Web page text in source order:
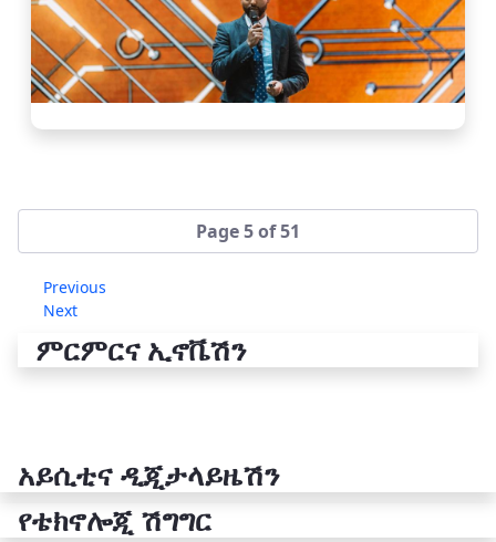
Page 5 of 51
Previous
Next
ምርምርና ኢኖቬሽን
አይሲቲና ዲጂታላይዜሽን
የቴክኖሎጂ ሽግግር